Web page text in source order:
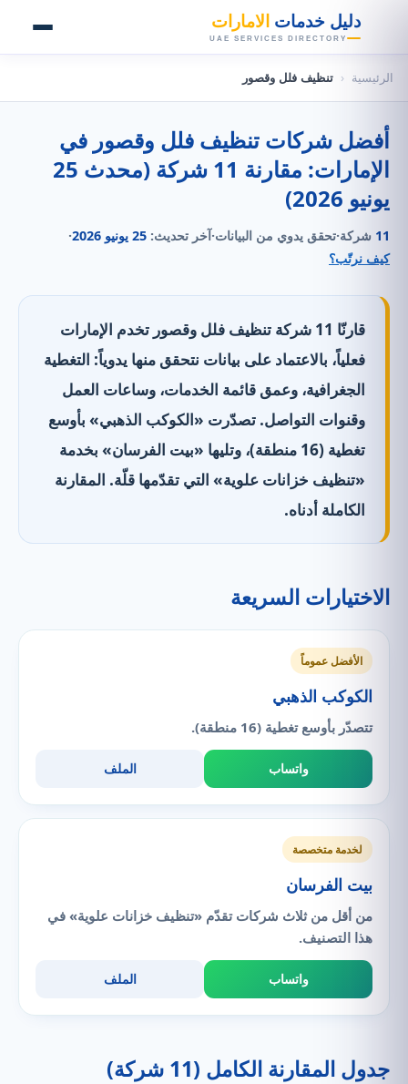
دليل خدمات الامارات
UAE SERVICES DIRECTORY
الرئيسية ‹ تنظيف فلل وقصور
أفضل شركات تنظيف فلل وقصور في
الإمارات: مقارنة 11 شركة (محدث 25
يونيو 2026)
11 شركة·تحقق يدوي من البيانات·آخر تحديث: 25 يونيو 2026
·
كيف نرتّب؟
قارنّا 11 شركة تنظيف فلل وقصور تخدم الإمارات
فعلياً، بالاعتماد على بيانات نتحقق منها يدوياً: التغطية
الجغرافية، وعمق قائمة الخدمات، وساعات العمل
وقنوات التواصل. تصدّرت «الكوكب الذهبي» بأوسع
تغطية (16 منطقة)، وتليها «بيت الفرسان» بخدمة
«تنظيف خزانات علوية» التي تقدّمها قلّة. المقارنة
الكاملة أدناه.
الاختيارات السريعة
الأفضل عموماً
الكوكب الذهبي
تتصدّر بأوسع تغطية (16 منطقة).
واتساب الملف
لخدمة متخصصة
بيت الفرسان
من أقل من ثلاث شركات تقدّم «تنظيف خزانات علوية» في
هذا التصنيف.
واتساب الملف
جدول المقارنة الكامل (11 شركة)